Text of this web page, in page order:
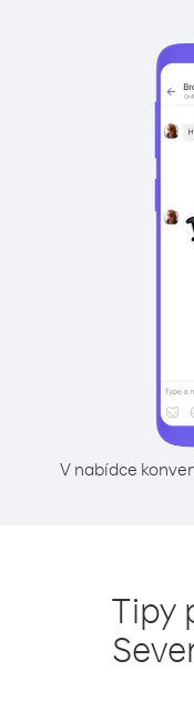
V nabídce
Tipy